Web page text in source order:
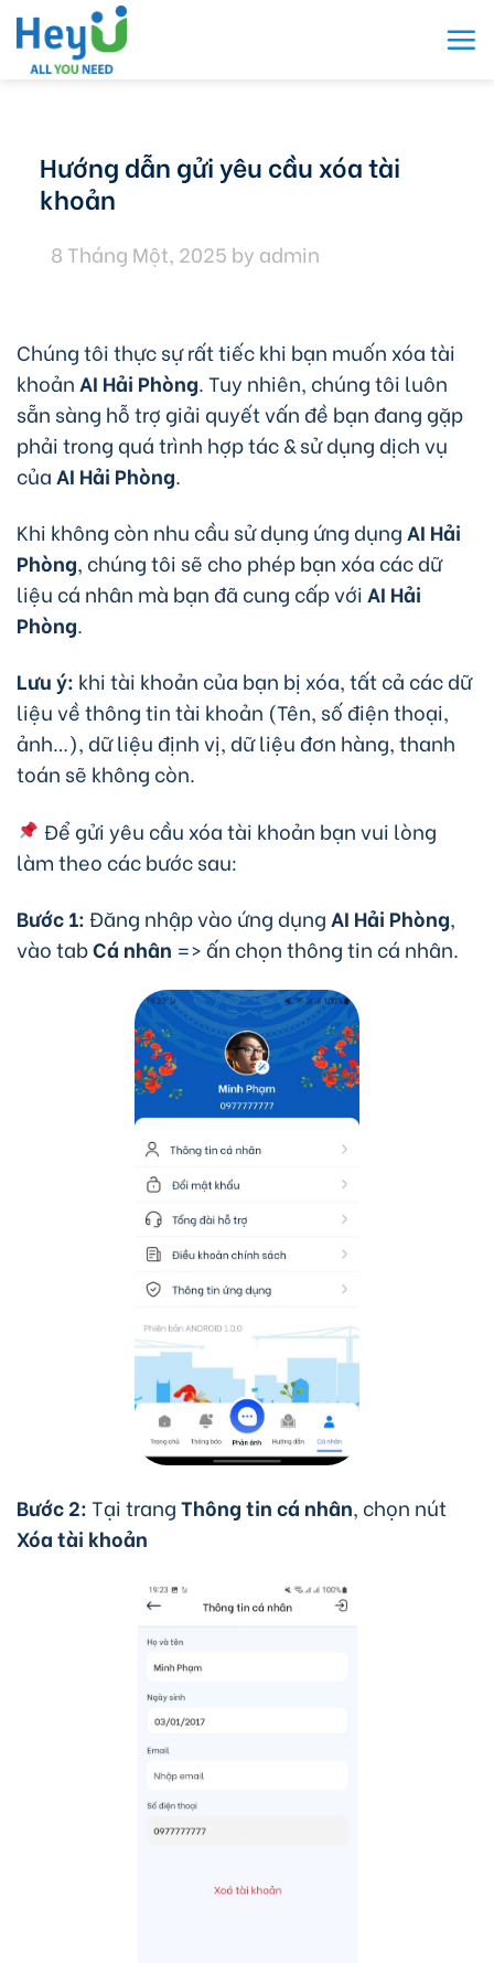
Skip
to
content
Hướng dẫn gửi yêu cầu xóa tài
khoản
8 Tháng Một, 2025 by admin
Chúng tôi thực sự rất tiếc khi bạn muốn xóa tài
khoản AI Hải Phòng. Tuy nhiên, chúng tôi luôn
sẵn sàng hỗ trợ giải quyết vấn đề bạn đang gặp
phải trong quá trình hợp tác & sử dụng dịch vụ
của AI Hải Phòng.
Khi không còn nhu cầu sử dụng ứng dụng AI Hải
Phòng, chúng tôi sẽ cho phép bạn xóa các dữ
liệu cá nhân mà bạn đã cung cấp với AI Hải
Phòng.
Lưu ý: khi tài khoản của bạn bị xóa, tất cả các dữ
liệu về thông tin tài khoản (Tên, số điện thoại,
ảnh…), dữ liệu định vị, dữ liệu đơn hàng, thanh
toán sẽ không còn.
Để gửi yêu cầu xóa tài khoản bạn vui lòng
làm theo các bước sau:
Bước 1:Đăng nhập vào ứng dụng AI Hải Phòng,
vào tabCá nhân => ấn chọn thông tin cá nhân.
Bước 2:Tại trangThông tin cá nhân, chọn nút
Xóa tài khoản